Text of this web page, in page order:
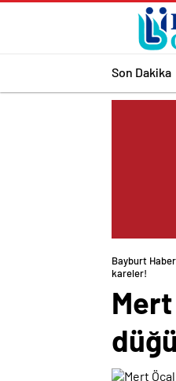
Son Dakika
Bayburt Haber
kareler!